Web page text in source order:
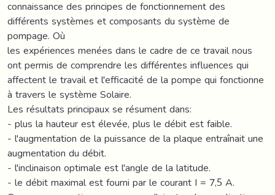
connaissance des principes de fonctionnement des
différents systèmes et composants du système de
pompage. Où
les expériences menées dans le cadre de ce travail nous
ont permis de comprendre les différentes influences qui
affectent le travail et l'efficacité de la pompe qui fonctionne
à travers le système Solaire.
Les résultats principaux se résument dans:
- plus la hauteur est élevée, plus le débit est faible.
- l'augmentation de la puissance de la plaque entraînait une
augmentation du débit.
- l'inclinaison optimale est l'angle de la latitude.
- le débit maximal est fourni par le courant I = 7,5 A.